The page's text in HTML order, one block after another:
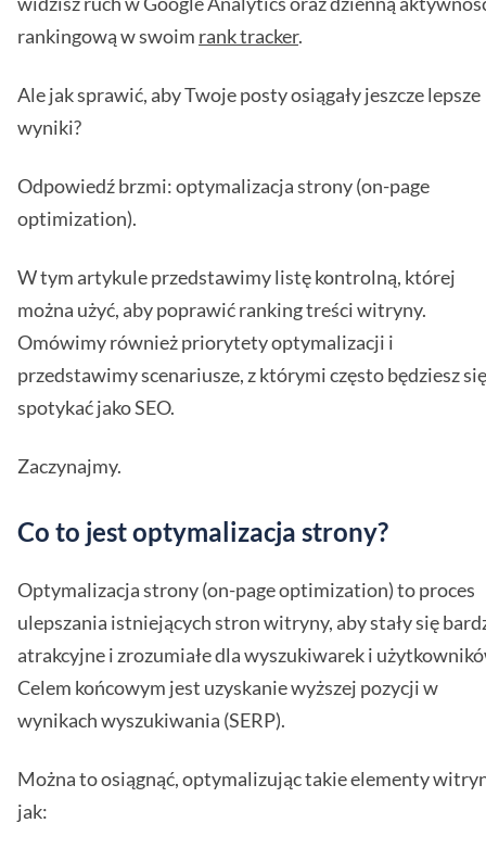
rankingową w swoim rank tracker.
Ale jak sprawić, aby Twoje posty osiągały jeszcze lepsze
wyniki?
Odpowiedź brzmi: optymalizacja strony (on-page
optimization).
W tym artykule przedstawimy listę kontrolną, której
można użyć, aby poprawić ranking treści witryny.
Omówimy również priorytety optymalizacji i
przedstawimy scenariusze, z którymi często będziesz się
spotykać jako SEO.
Zaczynajmy.
Co to jest optymalizacja strony?
Optymalizacja strony (on-page optimization) to proces
ulepszania istniejących stron witryny, aby stały się
atrakcyjne i zrozumiałe dla wyszukiwarek i
Celem końcowym jest uzyskanie wyższej pozycji w
wynikach wyszukiwania (SERP).
Można to osiągnąć, optymalizując takie elementy
jak: